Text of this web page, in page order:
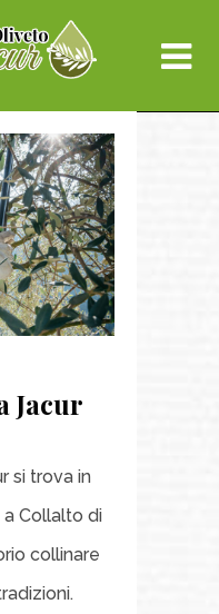
Jacur
si trova in
a Collalto di
collinare